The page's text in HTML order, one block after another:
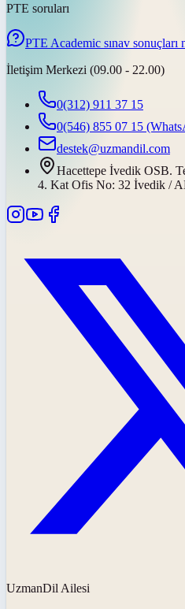
PTE soruları
PTE Academic sınav sonuçları
İletişim Merkezi (09.00 - 22.00)
0(312) 911 37 15
0(546) 855 07 15
destek@uzmandil.com
Hacettepe İvedik OSB.
4. Kat Ofis No: 32 İvedik /
UzmanDil Ailesi